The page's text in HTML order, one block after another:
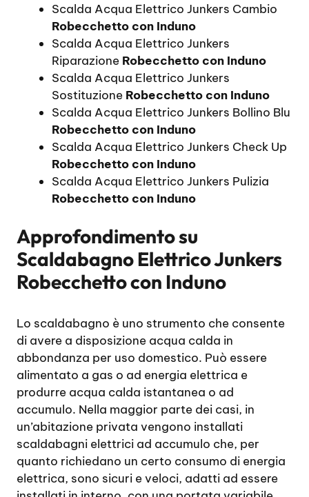
Scalda Acqua Elettrico Junkers Cambio
Robecchetto con Induno
Scalda Acqua Elettrico Junkers
Riparazione Robecchetto con Induno
Scalda Acqua Elettrico Junkers
Sostituzione Robecchetto con Induno
Scalda Acqua Elettrico Junkers Bollino Blu
Robecchetto con Induno
Scalda Acqua Elettrico Junkers Check Up
Robecchetto con Induno
Scalda Acqua Elettrico Junkers Pulizia
Robecchetto con Induno
Approfondimento su
Scaldabagno Elettrico Junkers
Robecchetto con Induno
Lo scaldabagno è uno strumento che consente
di avere a disposizione acqua calda in
abbondanza per uso domestico. Può essere
alimentato a gas o ad energia elettrica e
produrre acqua calda istantanea o ad
accumulo. Nella maggior parte dei casi, in
un’abitazione privata vengono installati
scaldabagni elettrici ad accumulo che, per
quanto richiedano un certo consumo di energia
elettrica, sono sicuri e veloci, adatti ad essere